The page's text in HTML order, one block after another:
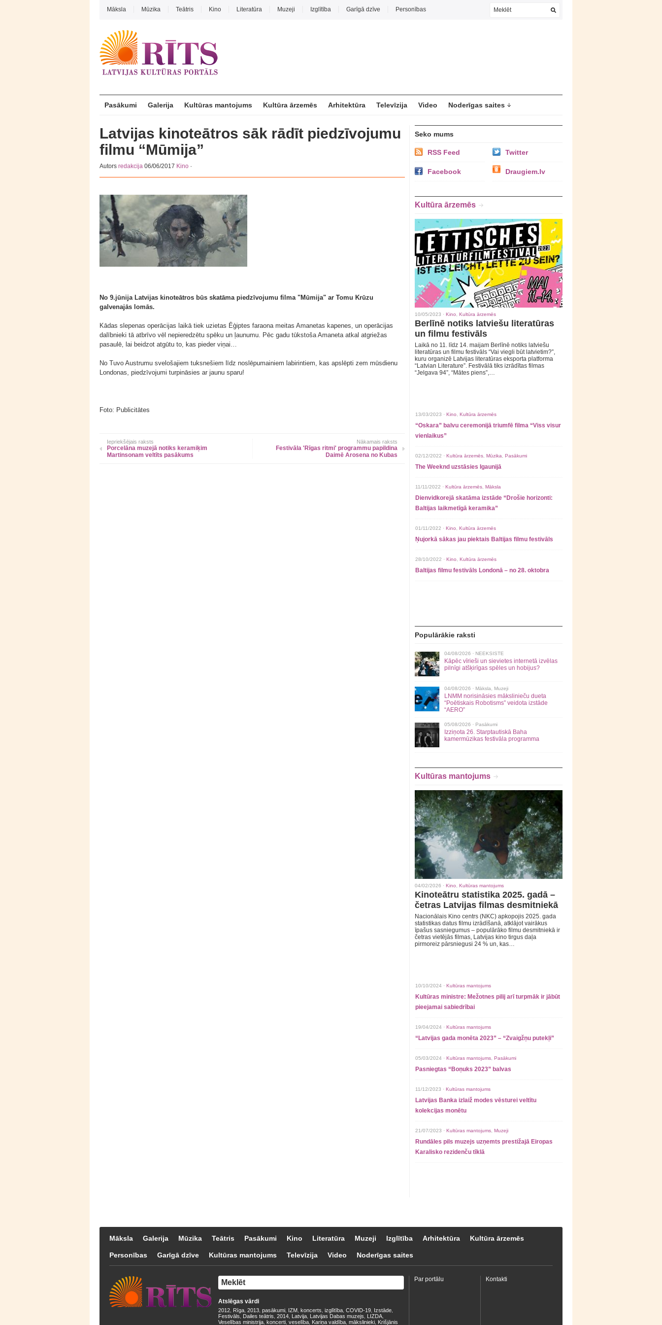
Māksla Mūzika Teātris Kino Literatūra Muzeji Izglītība Garīgā dzīve Personības
Pasākumi Galerija Kultūras mantojums Kultūra ārzemēs Arhitektūra Televīzija Video Noderīgas saites
Latvijas kinoteātros sāk rādīt piedzīvojumu
filmu “Mūmija”
Autors redakcija 06/06/2017 Kino ·
No 9.jūnija Latvijas kinoteātros būs skatāma piedzīvojumu filma "Mūmija" ar Tomu Krūzu
galvenajās lomās.
Kādas slepenas operācijas laikā tiek uzietas Ēģiptes faraona meitas Amanetas kapenes, un operācijas
dalībnieki tā atbrīvo vēl nepieredzētu spēku un ļaunumu. Pēc gadu tūkstoša Amaneta atkal atgriežas
pasaulē, lai beidzot atgūtu to, kas pieder viņai…
No Tuvo Austrumu svelošajiem tuksnešiem līdz noslēpumainiem labirintiem, kas apslēpti zem mūsdienu
Londonas, piedzīvojumi turpināsies ar jaunu sparu!
Foto: Publicitātes
Iepriekšējais raksts
Porcelāna muzejā notiks keramiķim
Martinsonam veltīts pasākums
Nākamais raksts
Festivāla 'Rīgas ritmi' programmu papildina
Daimē Arosena no Kubas
Seko mums
RSS Feed Twitter
Facebook Draugiem.lv
Kultūra ārzemēs
10/05/2023 · Kino Kultūra ārzemēs
Berlīnē notiks latviešu literatūras
un filmu festivāls
Laikā no 11. līdz 14. maijam Berlīnē notiks latviešu
literatūras un filmu festivāls “Vai viegli būt latvietim?”,
kuru organizē Latvijas literatūras eksporta platforma
“Latvian Literature”. Festivālā tiks izrādītas filmas
“Jelgava 94”, “Mātes piens”,…
13/03/2023 · Kino Kultūra ārzemēs
“Oskara” balvu ceremonijā triumfē filma “Viss visur
vienlaikus”
02/12/2022 · Kultūra ārzemēs Mūzika Pasākumi
The Weeknd uzstāsies Igaunijā
11/11/2022 · Kultūra ārzemēs Māksla
Dienvidkorejā skatāma izstāde “Drošie horizonti:
Baltijas laikmetīgā keramika”
01/11/2022 · Kino Kultūra ārzemēs
Ņujorkā sākas jau piektais Baltijas filmu festivāls
28/10/2022 · Kino Kultūra ārzemēs
Baltijas filmu festivāls Londonā – no 28. oktobra
Populārākie raksti
04/08/2026 · NEEKSISTE
Kāpēc vīrieši un sievietes internetā izvēlas
pilnīgi atšķirīgas spēles un hobijus?
04/08/2026 · Māksla Muzeji
LNMM norisināsies mākslinieču dueta
“Poētiskais Robotisms” veidota izstāde
“AERO”
05/08/2026 · Pasākumi
Izziņota 26. Starptautiskā Baha
kamermūzikas festivāla programma
Kultūras mantojums
04/02/2026 · Kino Kultūras mantojums
Kinoteātru statistika 2025. gadā –
četras Latvijas filmas desmitniekā
Nacionālais Kino centrs (NKC) apkopojis 2025. gada
statistikas datus filmu izrādīšanā, atklājot vairākus
īpašus sasniegumus – populārāko filmu desmitniekā ir
četras vietējās filmas, Latvijas kino tirgus daļa
pirmoreiz pārsniegusi 24 % un, kas…
10/10/2024 · Kultūras mantojums
Kultūras ministre: Mežotnes pilij arī turpmāk ir jābūt
pieejamai sabiedrībai
19/04/2024 · Kultūras mantojums
“Latvijas gada monēta 2023” – “Zvaigžņu putekļi”
05/03/2024 · Kultūras mantojums Pasākumi
Pasniegtas “Boņuks 2023” balvas
11/12/2023 · Kultūras mantojums
Latvijas Banka izlaiž modes vēsturei veltītu
kolekcijas monētu
21/07/2023 · Kultūras mantojums Muzeji
Rundāles pils muzejs uzņemts prestižajā Eiropas
Karalisko rezidenču tīklā
Māksla Galerija Mūzika Teātris Pasākumi Kino Literatūra Muzeji Izglītība Arhitektūra Kultūra ārzemēs
Personības Garīgā dzīve Kultūras mantojums Televīzija Video Noderīgas saites
Atslēgas vārdi
2012 Rīga 2013 pasākumi IZM koncerts izglītība COVID-19 Izstāde
Festivāls Dailes teātris 2014 Latvija Latvijas Dabas muzejs LIZDA
Veselības ministrija koncerti veselība Kariņa valdība mākslinieki Krišjānis
Par portālu Kontakti